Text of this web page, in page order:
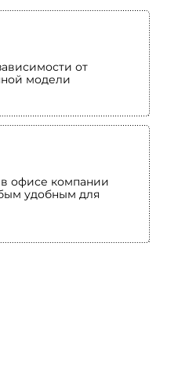
от
модели
офисе компании
удобным для